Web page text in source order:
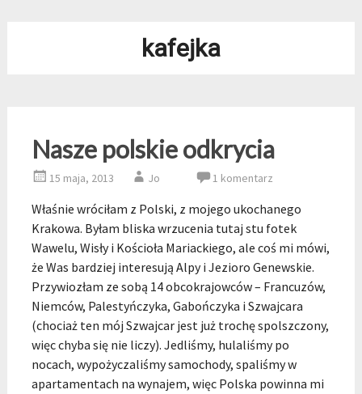
kafejka
Nasze polskie odkrycia
15 maja, 2013 Jo 1 komentarz
Właśnie wróciłam z Polski, z mojego ukochanego
Krakowa. Byłam bliska wrzucenia tutaj stu fotek
Wawelu, Wisły i Kościoła Mariackiego, ale coś mi mówi,
że Was bardziej interesują Alpy i Jezioro Genewskie.
Przywiozłam ze sobą 14 obcokrajowców – Francuzów,
Niemców, Palestyńczyka, Gabończyka i Szwajcara
(chociaż ten mój Szwajcar jest już trochę spolszczony,
więc chyba się nie liczy). Jedliśmy, hulaliśmy po
nocach, wypożyczaliśmy samochody, spaliśmy w
apartamentach na wynajem, więc Polska powinna mi